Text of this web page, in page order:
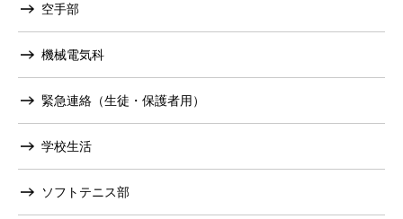
空手部
機械電気科
緊急連絡（生徒・保護者用）
学校生活
ソフトテニス部